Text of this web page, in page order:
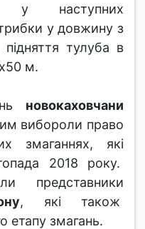
у наступних
у довжину з
підняття тулуба в
м.
новокаховчани
вибороли право
змаганнях, які
2018 року.
представники
, які також
етапу змагань.